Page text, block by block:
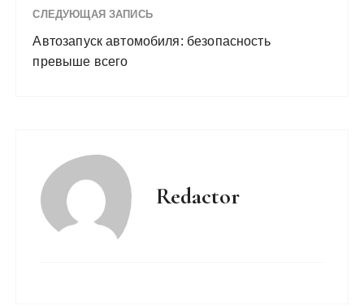
СЛЕДУЮЩАЯ ЗАПИСЬ
Автозапуск автомобиля: безопасность
превыше всего
Redactor